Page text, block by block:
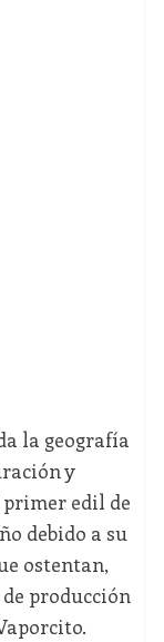
la geografía
y
edil de
debido a su
ostentan,
producción